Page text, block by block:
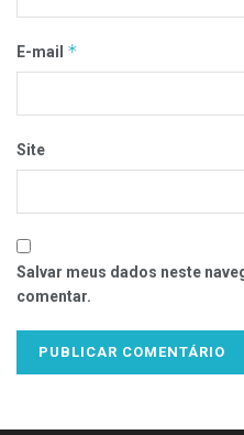
E-mail *
Site
Salvar meus dados neste
comentar.